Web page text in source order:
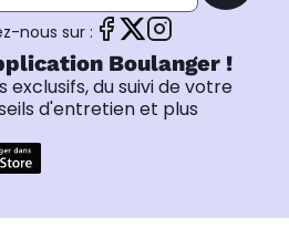
nous sur :
Boulanger !
du suivi de votre
d'entretien et plus